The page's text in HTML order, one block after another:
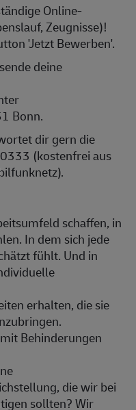
Online-
Zeugnisse)!
'Jetzt Bewerben'.
deine
Bonn.
dir gern die
(kostenfrei aus
schaffen, in
In dem sich jede
fühlt. Und in
erhalten, die sie
Behinderungen
die wir bei
sollten? Wir